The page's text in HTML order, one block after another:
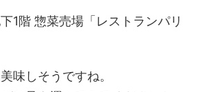
1階 惣菜売場「レストランパリ
味しそうですね。